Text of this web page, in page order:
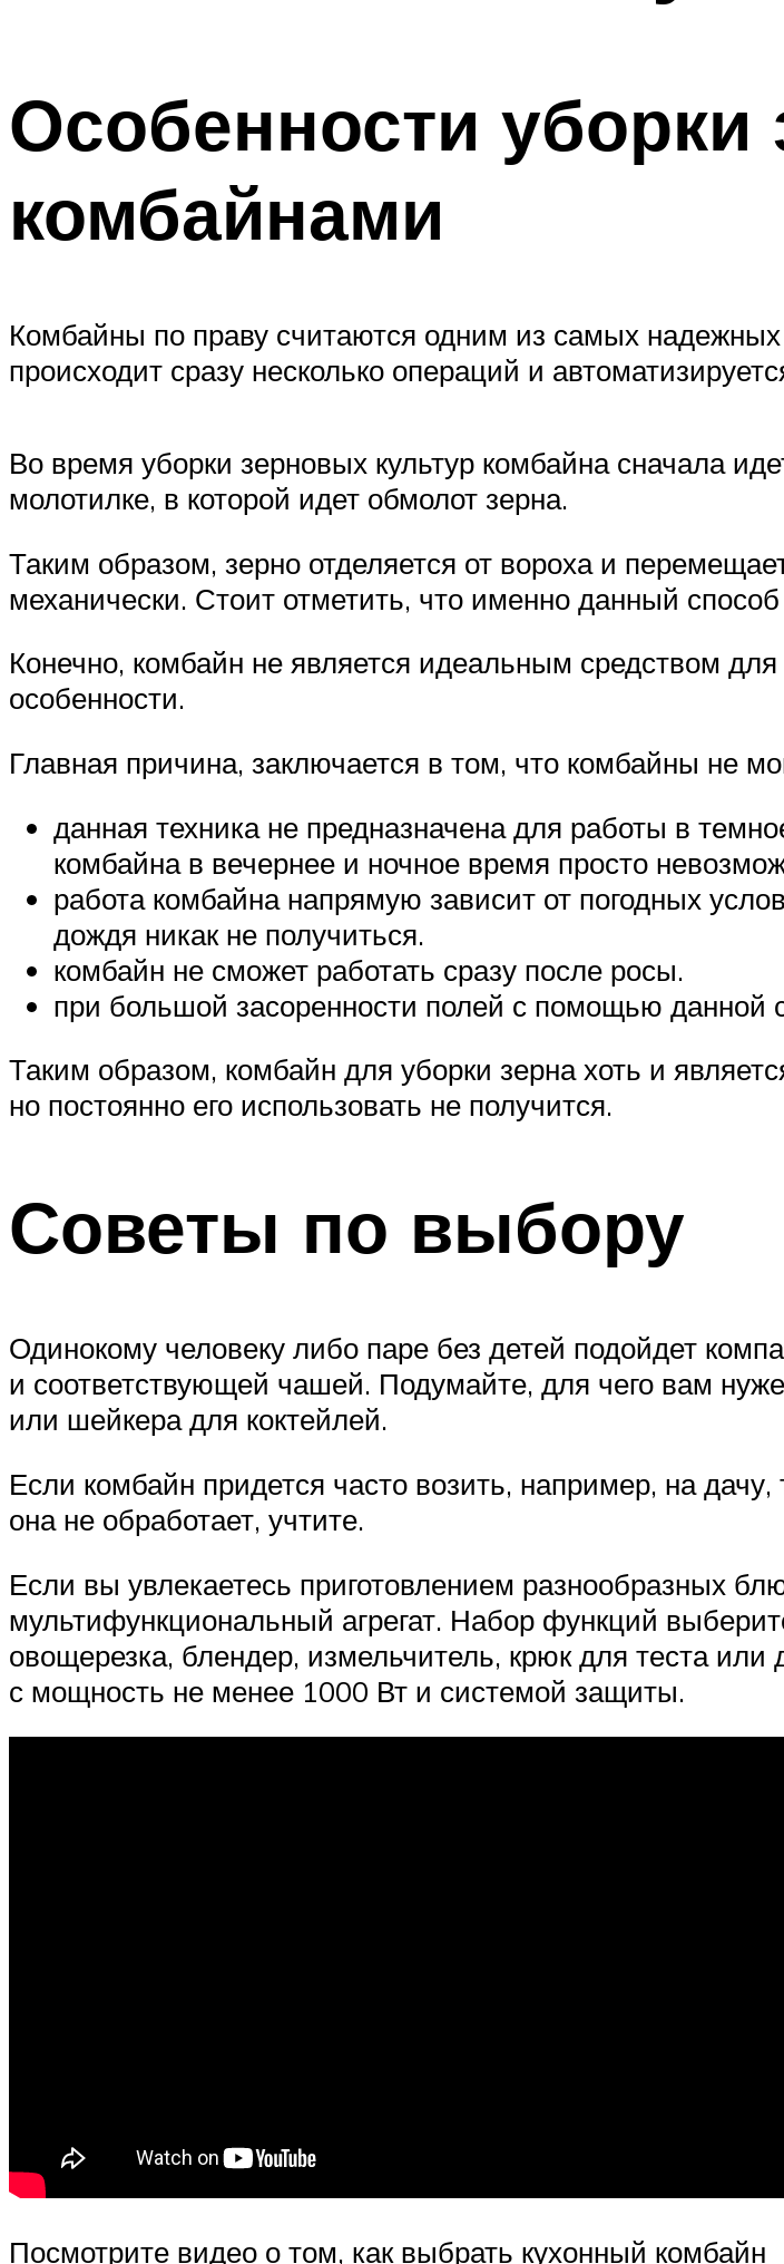
Особенности уборки
комбайнами
Комбайны по праву считаются одним из самых
происходит сразу несколько операций и
Во время уборки зерновых культур комбайна сначала
молотилке, в которой идет обмолот зерна.
Таким образом, зерно отделяется от вороха и
механически. Стоит отметить, что именно данный
Конечно, комбайн не является идеальным средством
особенности.
Главная причина, заключается в том, что комбайны не
данная техника не предназначена для работы в
комбайна в вечернее и ночное время просто
работа комбайна напрямую зависит от погодных
дождя никак не получиться.
комбайн не сможет работать сразу после росы.
при большой засоренности полей с помощью данной
Таким образом, комбайн для уборки зерна хоть и
но постоянно его использовать не получится.
Советы по выбору
Одинокому человеку либо паре без детей подойдет
и соответствующей чашей. Подумайте, для чего вам
или шейкера для коктейлей.
Если комбайн придется часто возить, например, на
она не обработает, учтите.
Если вы увлекаетесь приготовлением разнообразных
мультифункциональный агрегат. Набор функций
овощерезка, блендер, измельчитель, крюк для теста
с мощность не менее 1000 Вт и системой защиты.
Посмотрите видео о том, как выбрать кухонный комбайн